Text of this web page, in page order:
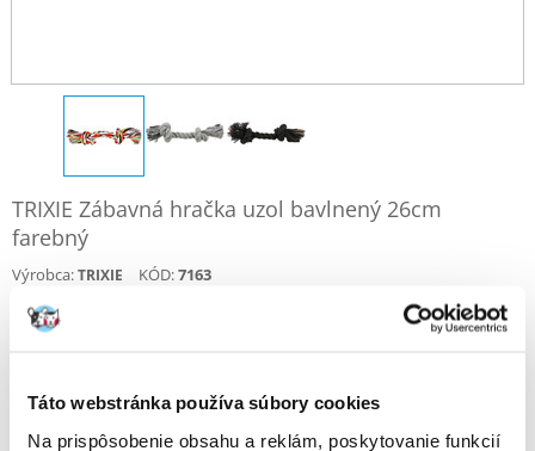
Táto webstránka používa súbory cookies
Na prispôsobenie obsahu a reklám, poskytovanie funkcií
TRIXIE Zábavná hračka uzol bavlnený 26cm
farebný
Výrobca:TRIXIE KÓD:7163
ODOSIELAME DO 48HODÍN